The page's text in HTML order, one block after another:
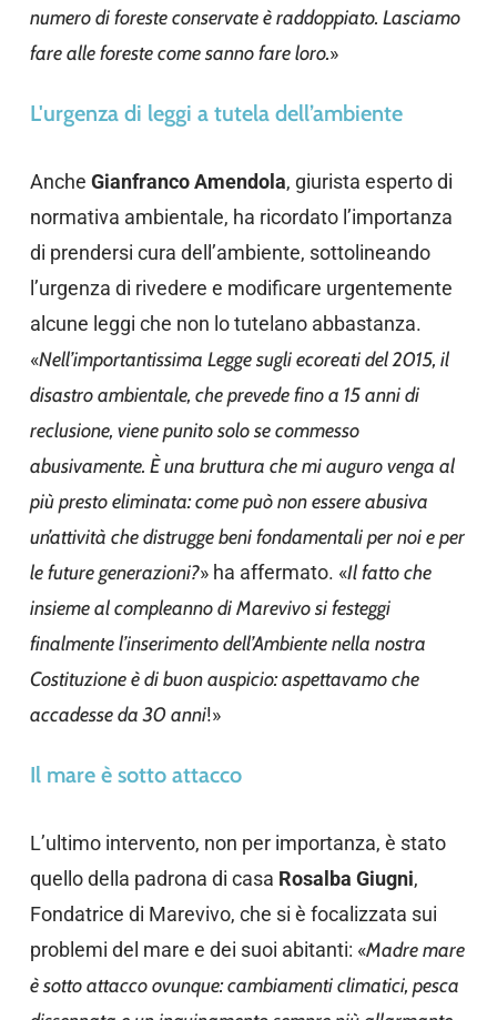
numero di foreste conservate è raddoppiato. Lasciamo
fare alle foreste come sanno fare loro.»
L'urgenza di leggi a tutela dell’ambiente
Anche Gianfranco Amendola, giurista esperto di
normativa ambientale, ha ricordato l’importanza
di prendersi cura dell’ambiente, sottolineando
l’urgenza di rivedere e modificare urgentemente
alcune leggi che non lo tutelano abbastanza.
«Nell’importantissima Legge sugli ecoreati del 2015, il
disastro ambientale, che prevede fino a 15 anni di
reclusione, viene punito solo se commesso
abusivamente. È una bruttura che mi auguro venga al
più presto eliminata: come può non essere abusiva
un’attività che distrugge beni fondamentali per noi e per
le future generazioni?» ha affermato. «Il fatto che
insieme al compleanno di Marevivo si festeggi
finalmente l’inserimento dell’Ambiente nella nostra
Costituzione è di buon auspicio: aspettavamo che
accadesse da 30 anni!»
Il mare è sotto attacco
L’ultimo intervento, non per importanza, è stato
quello della padrona di casa Rosalba Giugni,
Fondatrice di Marevivo, che si è focalizzata sui
problemi del mare e dei suoi abitanti: «Madre mare
è sotto attacco ovunque: cambiamenti climatici, pesca